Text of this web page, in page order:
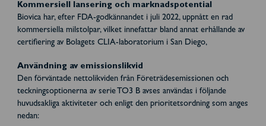
Kommersiell lansering och marknadspotential
Biovica har, efter FDA-godkännandet i juli 2022, uppnått en rad
kommersiella milstolpar, vilket innefattar bland annat erhållande av
certifiering av Bolagets CLIA-laboratorium i San Diego,
Användning av emissionslikvid
Den förväntade nettolikviden från Företrädesemissionen och
teckningsoptionerna av serie TO3 B avses användas i följande
huvudsakliga aktiviteter och enligt den prioritetsordning som anges
nedan: